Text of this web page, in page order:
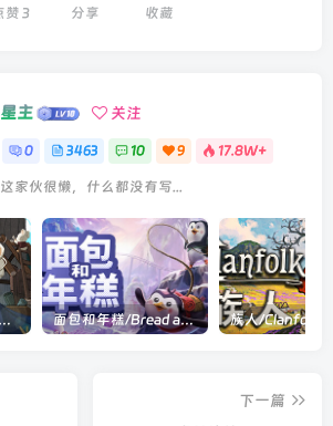
赞 3 分享 收藏
星主 关注
0 3463 10 9 17.8W+
这家伙很懒，什么都没有写...
鼠托邦/Ratopia v1.0.0530|策略模拟|容量2.9GB|官方中文版 面包和年糕/Bread and Fred Build.21411256|动作冒险|容量1.1GB|官方中文版
下一篇